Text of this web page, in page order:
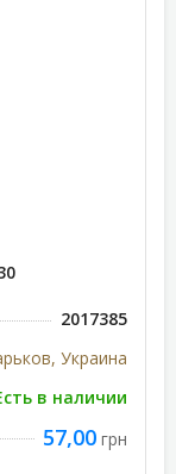
2017385
Украина
в наличии
57,00 грн